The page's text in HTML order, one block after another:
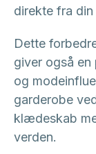
direkte fra
Dette
giver også en
og
garderobe
klædeskab
verden.